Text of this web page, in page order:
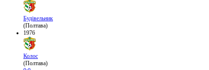
Будівельник
(Полтава)
1976
Колос
(Полтава)